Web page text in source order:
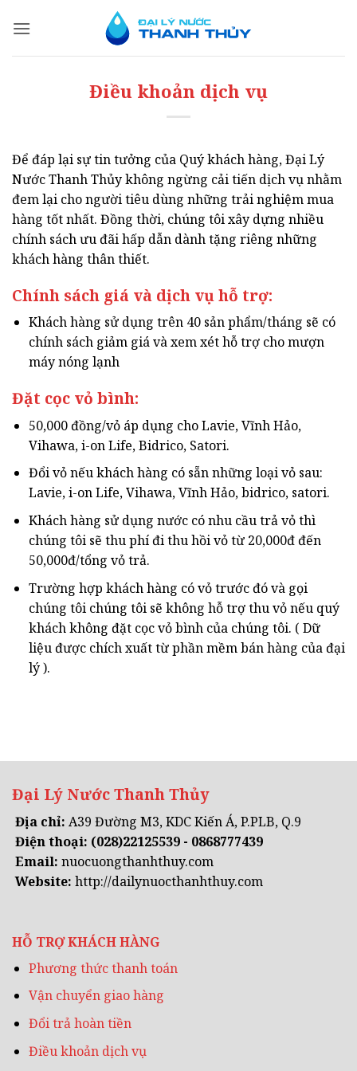
qua
Điều khoản dịch vụ
Để đáp lại sự tin tưởng của Quý khách hàng, Đại Lý
Nước Thanh Thủy không ngừng cải tiến dịch vụ nhằm
đem lại cho người tiêu dùng những trải nghiệm mua
hàng tốt nhất. Đồng thời, chúng tôi xây dựng nhiều
chính sách ưu đãi hấp dẫn dành tặng riêng những
khách hàng thân thiết.
Chính sách giá và dịch vụ hỗ trợ:
Khách hàng sử dụng trên 40 sản phẩm/tháng sẽ có
chính sách giảm giá và xem xét hỗ trợ cho mượn
máy nóng lạnh
Đặt cọc vỏ bình:
50,000 đồng/vỏ áp dụng cho Lavie, Vĩnh Hảo,
Vihawa, i-on Life, Bidrico, Satori.
Đổi vỏ nếu khách hàng có sẵn những loại vỏ sau:
Lavie, i-on Life, Vihawa, Vĩnh Hảo, bidrico, satori.
Khách hàng sử dụng nước có nhu cầu trả vỏ thì
chúng tôi sẽ thu phí đi thu hồi vỏ từ 20,000đ đến
50,000đ/tổng vỏ trả.
Trường hợp khách hàng có vỏ trước đó và gọi
chúng tôi chúng tôi sẽ không hỗ trợ thu vỏ nếu quý
khách không đặt cọc vỏ bình của chúng tôi. ( Dữ
liệu được chích xuất từ phần mềm bán hàng của đại
lý ).
Đại Lý Nước Thanh Thủy
Địa chỉ: A39 Đường M3, KDC Kiến Á, P.PLB, Q.9
Điện thoại: (028)22125539 - 0868777439
Email: nuocuongthanhthuy.com
Website: http://dailynuocthanhthuy.com
HỖ TRỢ KHÁCH HÀNG
Phương thức thanh toán
Vận chuyển giao hàng
Đổi trả hoàn tiền
Điều khoản dịch vụ